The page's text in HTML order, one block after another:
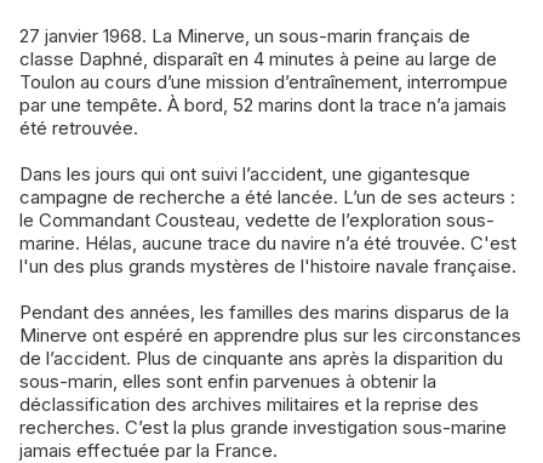
27 janvier 1968. La Minerve, un sous-marin français de
classe Daphné, disparaît en 4 minutes à peine au large de
Toulon au cours d’une mission d’entraînement, interrompue
par une tempête. À bord, 52 marins dont la trace n’a jamais
été retrouvée.
Dans les jours qui ont suivi l’accident, une gigantesque
campagne de recherche a été lancée. L’un de ses acteurs :
le Commandant Cousteau, vedette de l’exploration sous-
marine. Hélas, aucune trace du navire n’a été trouvée. C'est
l'un des plus grands mystères de l'histoire navale française.
Pendant des années, les familles des marins disparus de la
Minerve ont espéré en apprendre plus sur les circonstances
de l’accident. Plus de cinquante ans après la disparition du
sous-marin, elles sont enfin parvenues à obtenir la
déclassification des archives militaires et la reprise des
recherches. C’est la plus grande investigation sous-marine
jamais effectuée par la France.